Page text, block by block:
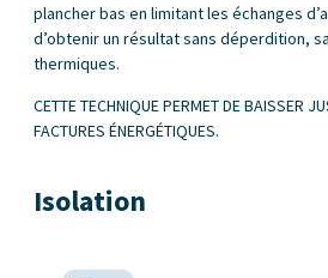
plancher bas en limitant les échanges
d’obtenir un résultat sans déperdition,
thermiques.
CETTE TECHNIQUE PERMET DE BAISSER
FACTURES ÉNERGÉTIQUES.
Isolation